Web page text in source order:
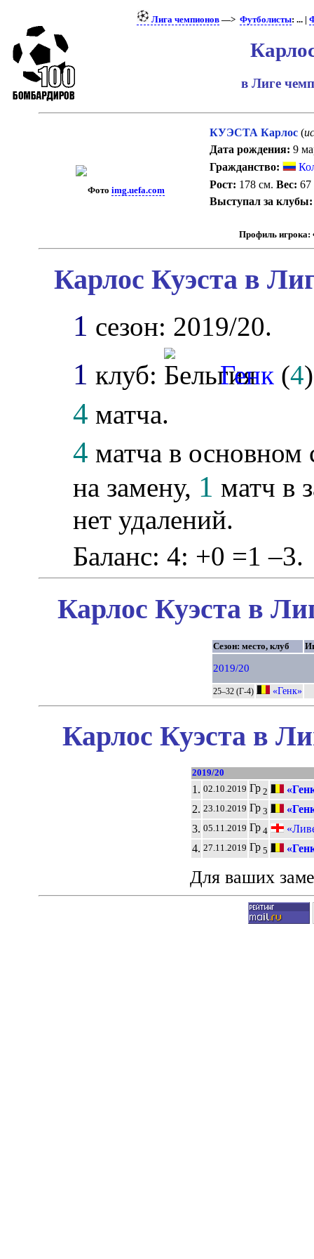
Лига чемпионов—> Футболисты: ... |
в Лиге
Фото img.uefa.com
КУЭСТА Карлос (
Дата рождения: 9
Гражданство:
Рост: 178 см.Вес: 67
Выступал за клубы:
Профиль игрока:
Карлос Куэста в
1 сезон: 2019/20.
1 клуб: Генк (4
4 матча.
4 матча в основном
на замену, 1 матч в
нет удалений.
Баланс: 4: +0 =1 –3.
Карлос Куэста в
Сезон: место, клуб
2019/20
25–32 (Г-4) «Генк»
Карлос Куэста в
2019/20
1. 02.10.2019 Гр 2
2. 23.10.2019 Гр 3
3. 05.11.2019 Гр 4
4. 27.11.2019 Гр 5
Для ваших